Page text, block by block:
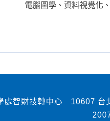
電腦圖學、資料視覺化
處智財技轉中心 10607
2007~2024